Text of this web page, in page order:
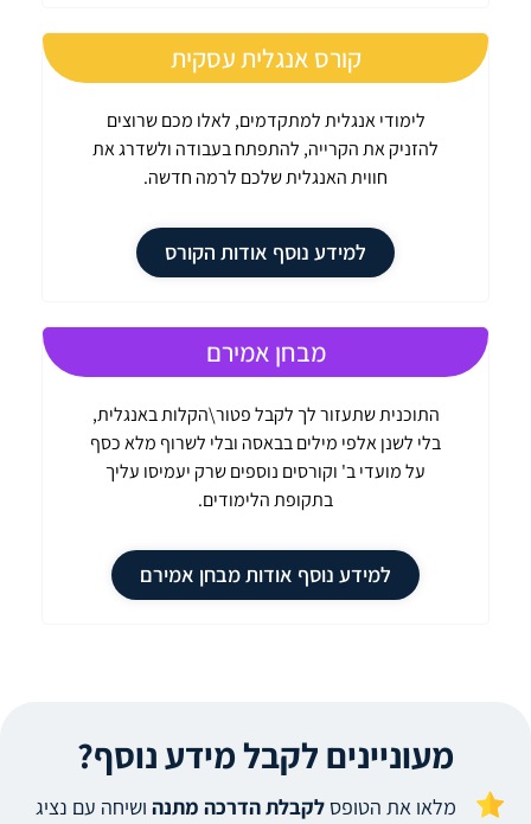
קורס אנגלית עסקית
לימודי אנגלית למתקדמים, לאלו מכם שרוצים
להזניק את הקרייה, להתפתח בעבודה ולשדרג את
חווית האנגלית שלכם לרמה חדשה.
למידע נוסף אודות הקורס
מבחן אמירם
התוכנית שתעזור לך לקבל פטור\הקלות באנגלית,
בלי לשנן אלפי מילים בבאסה ובלי לשרוף מלא כסף
על מועדי ב' וקורסים נוספים שרק יעמיסו עליך
בתקופת הלימודים.
למידע נוסף אודות מבחן אמירם
מעוניינים לקבל מידע נוסף?
מלאו את הטופסלקבלת הדרכה מתנה ושיחה עם נציג